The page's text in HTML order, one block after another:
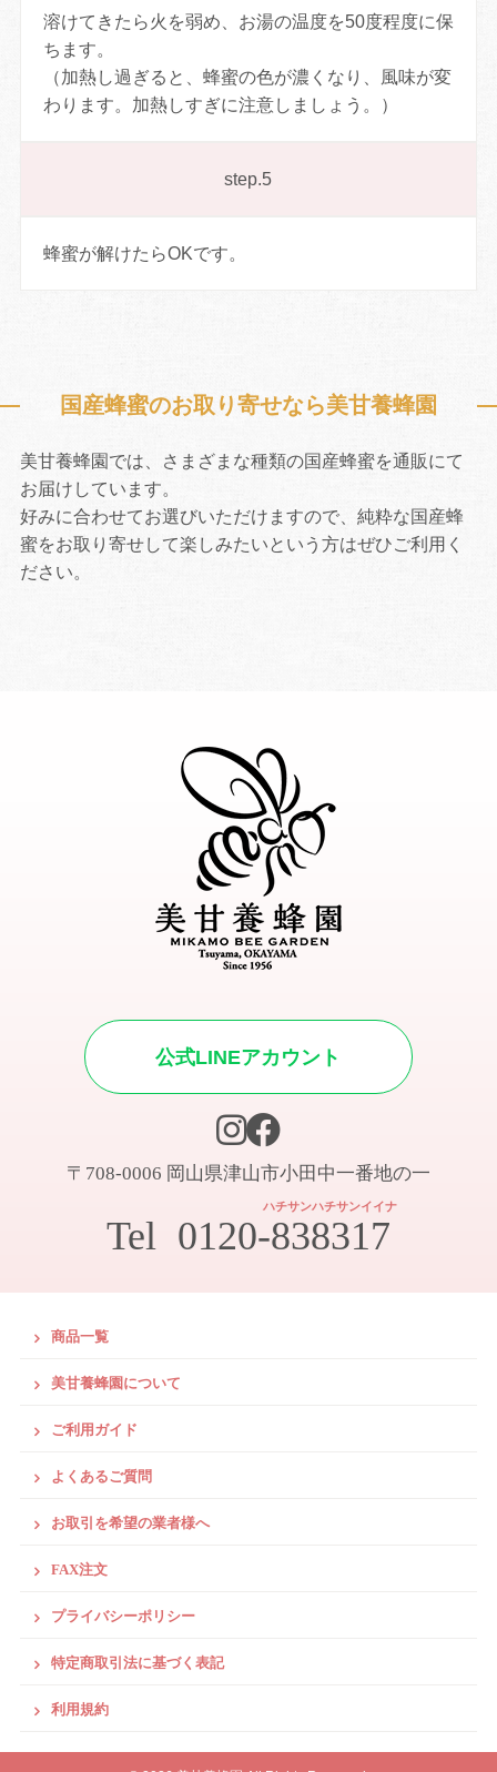
溶けてきたら火を弱め、お湯の温度を50度程度に保
ちます。
（加熱し過ぎると、蜂蜜の色が濃くなり、風味が変
わります。加熱しすぎに注意しましょう。）
step.5
蜂蜜が解けたらOKです。
国産蜂蜜のお取り寄せなら美甘養蜂園
美甘養蜂園では、さまざまな種類の国産蜂蜜を通販にて
お届けしています。
好みに合わせてお選びいただけますので、純粋な国産蜂
蜜をお取り寄せして楽しみたいという方はぜひご利用く
ださい。
公式LINEアカウント
〒708-0006 岡山県津山市小田中一番地の一
ハチサンハチサンイイナ
Tel 0120-838317
商品一覧
美甘養蜂園について
ご利用ガイド
よくあるご質問
お取引を希望の業者様へ
FAX注文
プライバシーポリシー
特定商取引法に基づく表記
利用規約